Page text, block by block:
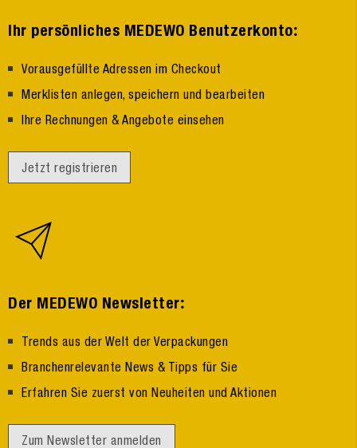
Ihr persönliches MEDEWO Benutzerkonto:
Vorausgefüllte Adressen im Checkout
Merklisten anlegen, speichern und bearbeiten
Ihre Rechnungen & Angebote einsehen
Jetzt registrieren
Der MEDEWO Newsletter:
Trends aus der Welt der Verpackungen
Branchenrelevante News & Tipps für Sie
Erfahren Sie zuerst von Neuheiten und Aktionen
Zum Newsletter anmelden